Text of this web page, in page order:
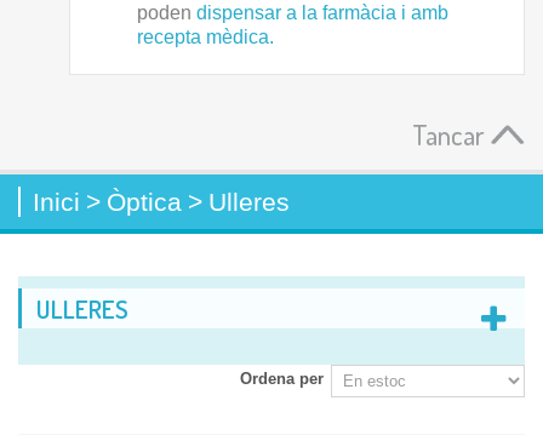
poden dispensar a la farmàcia i amb
recepta mèdica.
Tancar
Inici > Òptica > Ulleres
ULLERES
Ordena per